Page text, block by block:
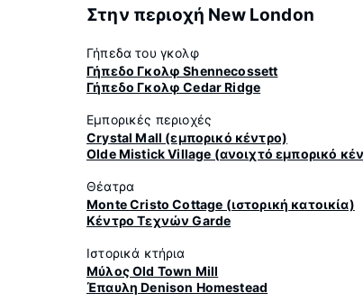
Στην περιοχή New London
Γήπεδα του γκολφ
Γήπεδο Γκολφ Shennecossett
Γήπεδο Γκολφ Cedar Ridge
Εμπορικές περιοχές
Crystal Mall (εμπορικό κέντρο)
Olde Mistick Village (ανοιχτό εμπορικό
Θέατρα
Monte Cristo Cottage (ιστορική κατοικία)
Κέντρο Τεχνών Garde
Ιστορικά κτήρια
Μύλος Old Town Mill
Έπαυλη Denison Homestead